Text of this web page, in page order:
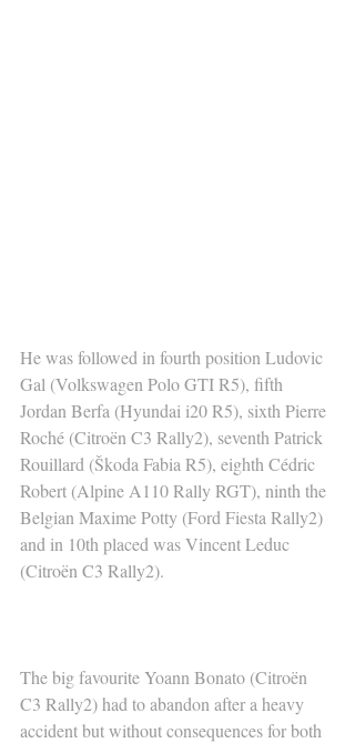
He was followed in fourth position Ludovic
Gal (Volkswagen Polo GTI R5), fifth
Jordan Berfa (Hyundai i20 R5), sixth Pierre
Roché (Citroën C3 Rally2), seventh Patrick
Rouillard (Škoda Fabia R5), eighth Cédric
Robert (Alpine A110 Rally RGT), ninth the
Belgian Maxime Potty (Ford Fiesta Rally2)
and in 10th placed was Vincent Leduc
(Citroën C3 Rally2).
The big favourite Yoann Bonato (Citroën
C3 Rally2) had to abandon after a heavy
accident but without consequences for both